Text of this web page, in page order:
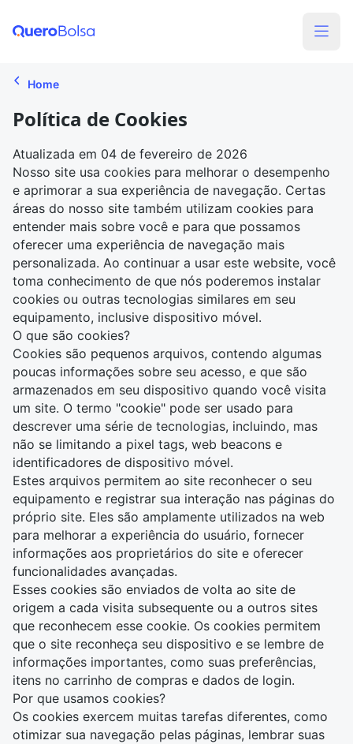
Home
Política de Cookies
Atualizada em 04 de fevereiro de 2026
Nosso site usa cookies para melhorar o desempenho
e aprimorar a sua experiência de navegação. Certas
áreas do nosso site também utilizam cookies para
entender mais sobre você e para que possamos
oferecer uma experiência de navegação mais
personalizada. Ao continuar a usar este website, você
toma conhecimento de que nós poderemos instalar
cookies ou outras tecnologias similares em seu
equipamento, inclusive dispositivo móvel.
O que são cookies?
Cookies são pequenos arquivos, contendo algumas
poucas informações sobre seu acesso, e que são
armazenados em seu dispositivo quando você visita
um site. O termo "cookie" pode ser usado para
descrever uma série de tecnologias, incluindo, mas
não se limitando a pixel tags, web beacons e
identificadores de dispositivo móvel.
Estes arquivos permitem ao site reconhecer o seu
equipamento e registrar sua interação nas páginas do
próprio site. Eles são amplamente utilizados na web
para melhorar a experiência do usuário, fornecer
informações aos proprietários do site e oferecer
funcionalidades avançadas.
Esses cookies são enviados de volta ao site de
origem a cada visita subsequente ou a outros sites
que reconhecem esse cookie. Os cookies permitem
que o site reconheça seu dispositivo e se lembre de
informações importantes, como suas preferências,
itens no carrinho de compras e dados de login.
Por que usamos cookies?
Os cookies exercem muitas tarefas diferentes, como
otimizar sua navegação pelas páginas, lembrar suas